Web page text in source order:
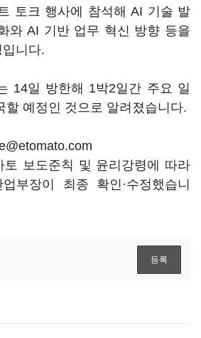
토크 행사에 참석해 AI 기술 발
와 AI 기반 업무 혁신 방향 등을
니다.
14일 방한해 1박2일간 주요 일
할 예정인 것으로 알려졌습니다.
토 보도준칙 및 윤리강령에 따라
부장이 최종 확인·수정했습니